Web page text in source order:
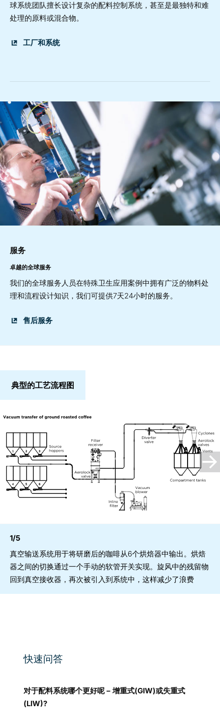
球系统团队擅长设计复杂的配料控制系统，甚至是最独特和难
处理的原料或混合物。
工厂和系统
服务
卓越的全球服务
我们的全球服务人员在特殊卫生应用案例中拥有广泛的物料处
理和流程设计知识，我们可提供7天24小时的服务。
售后服务
典型的工艺流程图
1/5
真空输送系统用于将研磨后的咖啡从6个烘焙器中输出。烘焙
器之间的切换通过一个手动的软管开关实现。旋风中的残留物
回到真空接收器，再次被引入到系统中，这样减少了浪费
快速问答
对于配料系统哪个更好呢 – 增重式(GIW)或失重式
(LIW)?